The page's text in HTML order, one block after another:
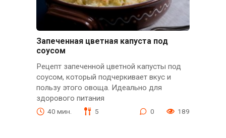
Запеченная цветная капуста под
соусом
Рецепт запеченной цветной капусты под
соусом, который подчеркивает вкус и
пользу этого овоща. Идеально для
здорового питания
40 мин. 5 0 189